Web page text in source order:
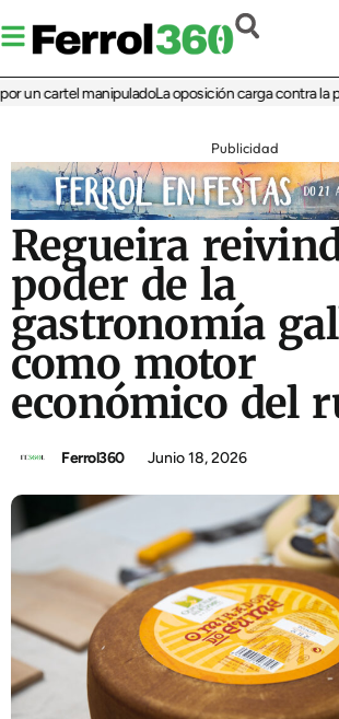
cartel manipuladoLa oposición carga contra la
Publicidad
Regueira
poder de la
gastronomía
como motor
económico del
Ferrol360 Junio 18, 2026